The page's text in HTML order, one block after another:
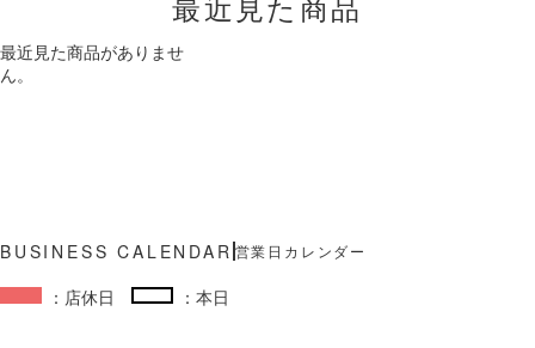
最近見た商品がありませ
ん。
営業日カレンダー
：店休日 ：本日